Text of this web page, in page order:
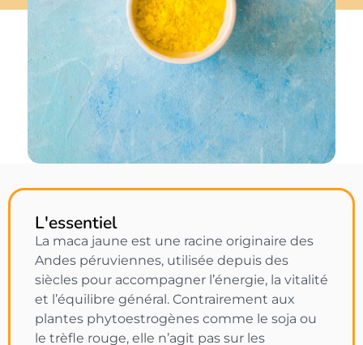
L'essentiel
La maca jaune est une racine originaire des
Andes péruviennes, utilisée depuis des
siècles pour accompagner l’énergie, la vitalité
et l’équilibre général. Contrairement aux
plantes phytoestrogènes comme le soja ou
le trèfle rouge, elle n’agit pas sur les